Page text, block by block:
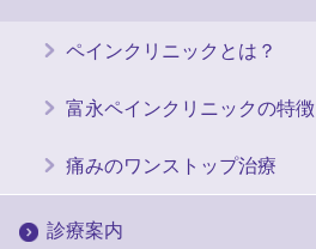
ペインクリニックとは？
富永ペインクリニックの特徴
痛みのワンストップ治療
診療案内